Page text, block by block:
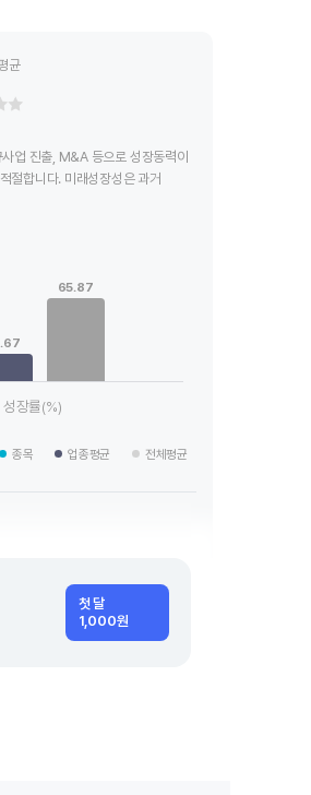
균
업 진출, M&A 등으로 성장동력이
절합니다. 미래성장성은 과거
categories.
65.87
장률(%)
종목 업종평균 전체평균
첫 달
1,000원